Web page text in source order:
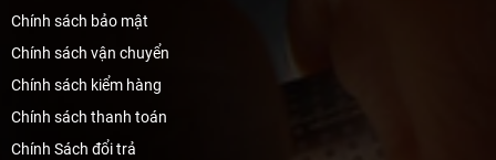
Chính sách bảo mật
Chính sách vận chuyển
Chính sách kiểm hàng
Chính sách thanh toán
Chính Sách đổi trả